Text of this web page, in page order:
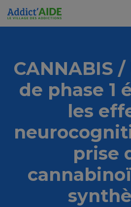
Aller au contenu principal
CANNABIS /
de phase 1
les
prise
Panneau de gestion des cookies